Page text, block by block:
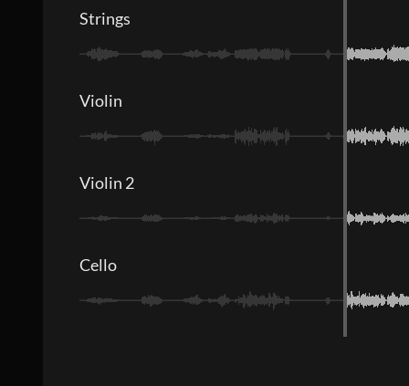
Strings
Violin
Violin 2
Cello